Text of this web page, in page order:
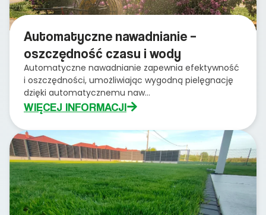
Automatyczne nawadnianie –
oszczędność czasu i wody
Automatyczne nawadnianie zapewnia efektywność
i oszczędności, umożliwiając wygodną pielęgnację
dzięki automatycznemu naw...
WIĘCEJ INFORMACJI